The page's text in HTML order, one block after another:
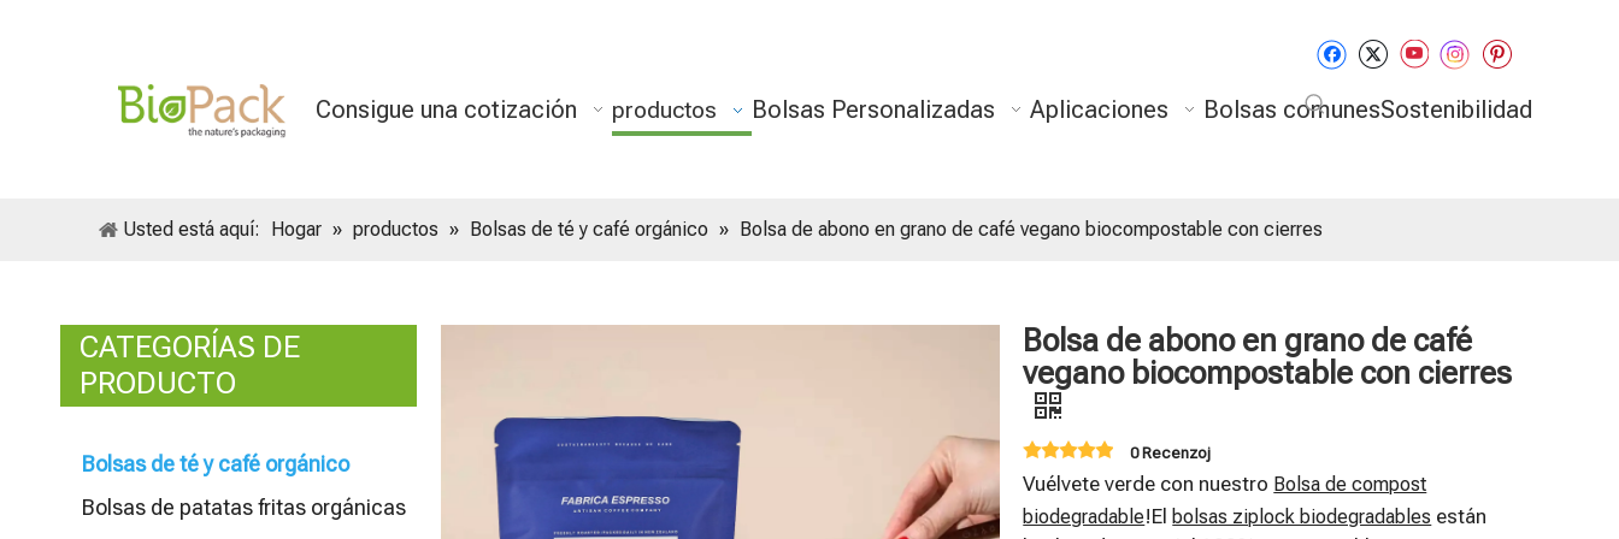
Consigue una cotización productos Bolsas Personalizadas Aplicaciones Bolsas comunesSostenibilidad
Usted está aquí: Hogar » productos » Bolsas de té y café orgánico » Bolsa de abono en grano de café vegano biocompostable con cierres
CATEGORÍAS DE
PRODUCTO
Bolsas de té y café orgánico
Bolsas de patatas fritas orgánicas
Bolsa de abono en grano de café
vegano biocompostable con cierres
0 Recenzoj
Vuélvete verde con nuestro Bolsa de compost
biodegradable!Elbolsas ziplock biodegradables están